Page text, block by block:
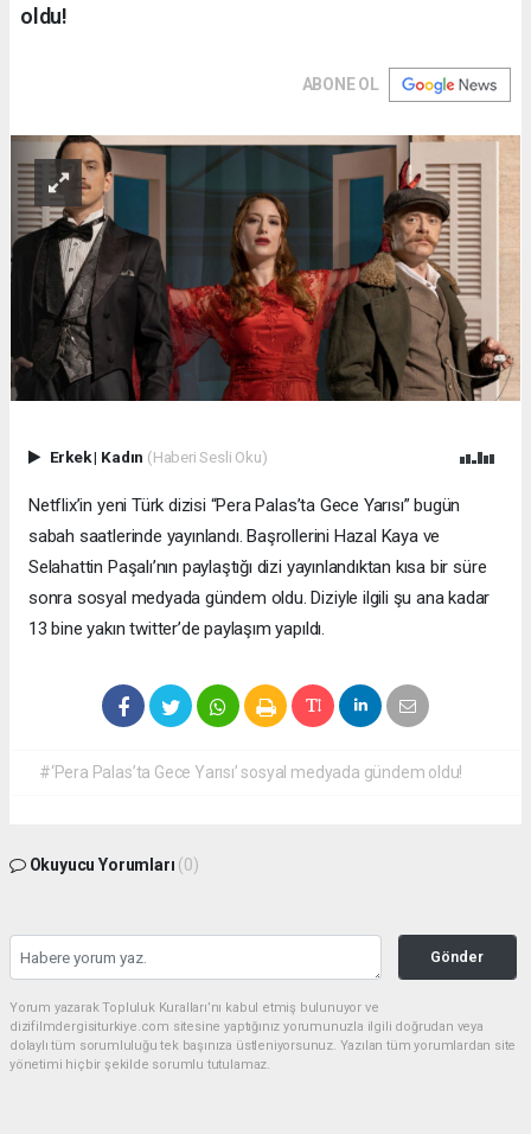
oldu!
ABONE OL
Erkek| Kadın (Haberi Sesli Oku)
Netflix’in yeni Türk dizisi “Pera Palas’ta Gece Yarısı” bugün
sabah saatlerinde yayınlandı. Başrollerini Hazal Kaya ve
Selahattin Paşalı’nın paylaştığı dizi yayınlandıktan kısa bir süre
sonra sosyal medyada gündem oldu. Diziyle ilgili şu ana kadar
13 bine yakın twitter’de paylaşım yapıldı.
#‘Pera Palas’ta Gece Yarısı’ sosyal medyada gündem oldu!
Okuyucu Yorumları (0)
Gönder
Yorum yazarak Topluluk Kuralları’nı kabul etmiş bulunuyor ve
dizifilmdergisiturkiye.com sitesine yaptığınız yorumunuzla ilgili doğrudan veya
dolaylı tüm sorumluluğu tek başınıza üstleniyorsunuz. Yazılan tüm yorumlardan site
yönetimi hiçbir şekilde sorumlu tutulamaz.